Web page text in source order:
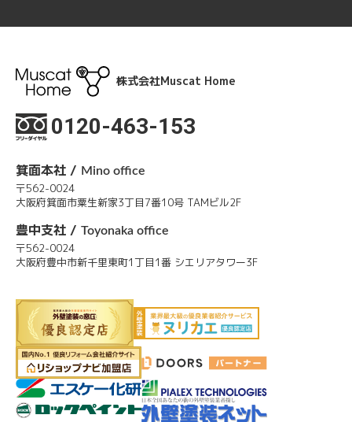
株式会社Muscat Home
0120-463-153
箕面本社 / Mino office
〒562-0024
大阪府箕面市粟生新家3丁目7番10号 TAMビル2F
豊中支社 / Toyonaka office
〒562-0024
大阪府豊中市新千里東町1丁目1番 シエリアタワー3F